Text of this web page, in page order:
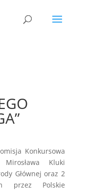
Konkursowa
Kluki
Głównej oraz 2
przez Polskie